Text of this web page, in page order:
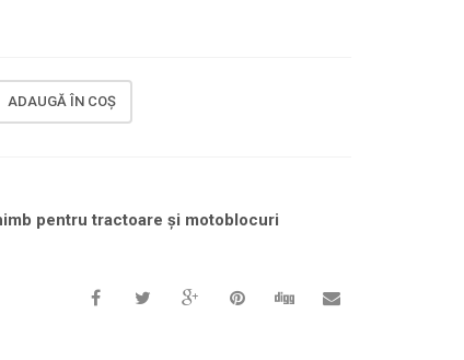
ADAUGĂ ÎN COȘ
pentru tractoare și motoblocuri